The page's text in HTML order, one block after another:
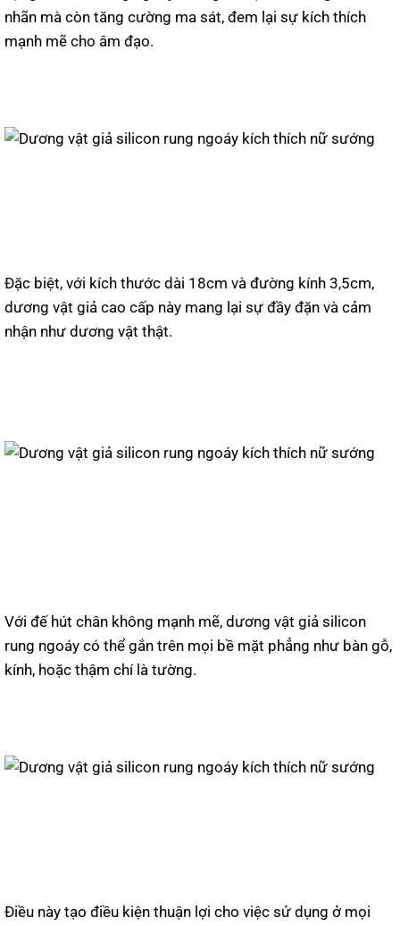
nhãn mà còn tăng cường ma sát, đem lại sự kích thích
mạnh mẽ cho âm đạo.
Đặc biệt, với kích thước dài 18cm và đường kính 3,5cm,
dương vật giả cao cấp này mang lại sự đầy đặn và cảm
nhận như dương vật thật.
Với đế hút chân không mạnh mẽ, dương vật giả silicon
rung ngoáy có thể gắn trên mọi bề mặt phẳng như bàn gỗ,
kính, hoặc thậm chí là tường.
Điều này tạo điều kiện thuận lợi cho việc sử dụng ở mọi